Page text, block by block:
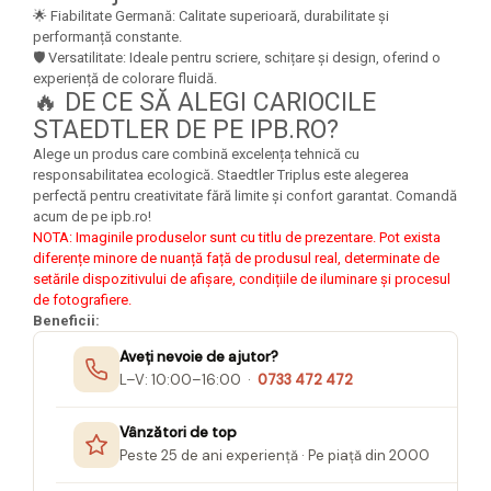
🌟 Fiabilitate Germană: Calitate superioară, durabilitate și
performanță constante.
🛡️ Versatilitate: Ideale pentru scriere, schițare și design, oferind o
experiență de colorare fluidă.
🔥 DE CE SĂ ALEGI CARIOCILE
STAEDTLER DE PE IPB.RO?
Alege un produs care combină excelența tehnică cu
responsabilitatea ecologică. Staedtler Triplus este alegerea
perfectă pentru creativitate fără limite și confort garantat. Comandă
acum de pe ipb.ro!
NOTA: Imaginile produselor sunt cu titlu de prezentare. Pot exista
diferențe minore de nuanță față de produsul real, determinate de
setările dispozitivului de afișare, condițiile de iluminare și procesul
de fotografiere.
Beneficii:
Aveți nevoie de ajutor?
L–V: 10:00–16:00 · 0733 472 472
Vânzători de top
Peste 25 de ani experiență · Pe piață din 2000